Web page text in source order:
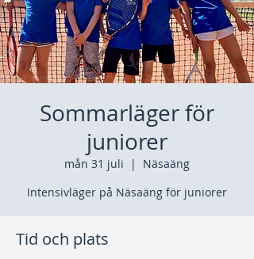
Sommarläger för
juniorer
mån 31 juli
  |
Näsaäng
Intensivläger på Näsaäng för juniorer
Tid och plats